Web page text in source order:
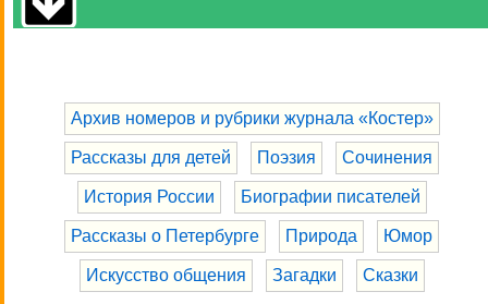
Архив номеров и рубрики журнала «Костер»
Рассказы для детей Поэзия Сочинения
История России Биографии писателей
Рассказы о Петербурге Природа Юмор
Искусство общения Загадки Сказки